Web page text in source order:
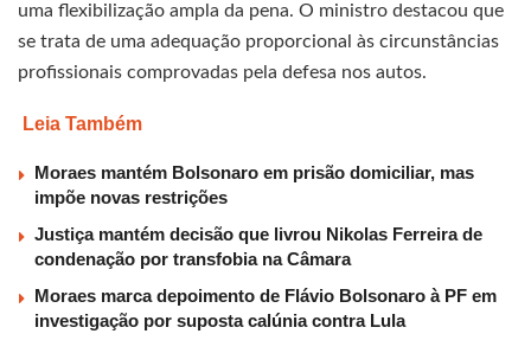
uma flexibilização ampla da pena. O ministro destacou que
se trata de uma adequação proporcional às circunstâncias
profissionais comprovadas pela defesa nos autos.
Leia Também
Moraes mantém Bolsonaro em prisão domiciliar, mas
impõe novas restrições
Justiça mantém decisão que livrou Nikolas Ferreira de
condenação por transfobia na Câmara
Moraes marca depoimento de Flávio Bolsonaro à PF em
investigação por suposta calúnia contra Lula